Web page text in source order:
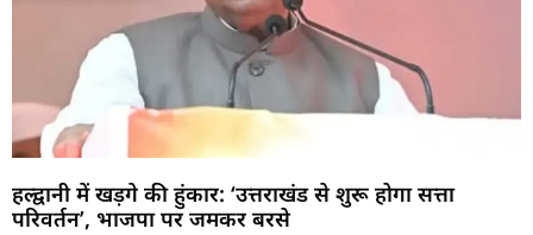
हल्द्वानी में खड़गे की हुंकार: ‘उत्तराखंड से शुरू होगा सत्ता
परिवर्तन’, भाजपा पर जमकर बरसे